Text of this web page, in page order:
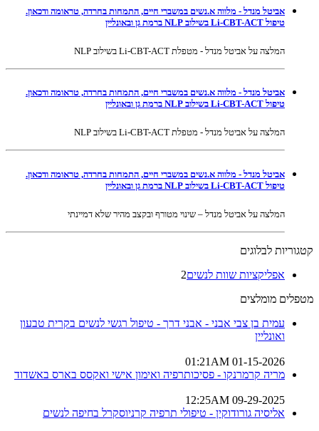
אביטל מנדל - מלווה א.נשים במשברי חיים, התמחות בחרדה, טראומה ודכאון.
טיפול Li-CBT-ACT בשילוב NLP ברמת גן ובאונליין
המלצה על אביטל מנדל - מטפלת Li-CBT-ACT בשילוב NLP
אביטל מנדל - מלווה א.נשים במשברי חיים, התמחות בחרדה, טראומה ודכאון.
טיפול Li-CBT-ACT בשילוב NLP ברמת גן ובאונליין
המלצה על אביטל מנדל - מטפלת Li-CBT-ACT בשילוב NLP
אביטל מנדל - מלווה א.נשים במשברי חיים, התמחות בחרדה, טראומה ודכאון.
טיפול Li-CBT-ACT בשילוב NLP ברמת גן ובאונליין
המלצה על אביטל מנדל – שינוי מטורף ובקצב מהיר שלא דמיינתי
קטגוריות לבלוגים
אפליקציות שוות לנשים2
מטפלים מומלצים
עמית בן צבי אבני - אבני דרך - טיפול רגשי לנשים בקרית טבעון
ואונליין
01-15-2026 01:21AM
מריה קרמרנקו - פסיכותרפיה ואימון אישי ואקסס בארס באשדוד
09-29-2025 12:25AM
אליסיה גורודוקין - טיפולי תרפיה קרניוסקרל בחיפה לנשים